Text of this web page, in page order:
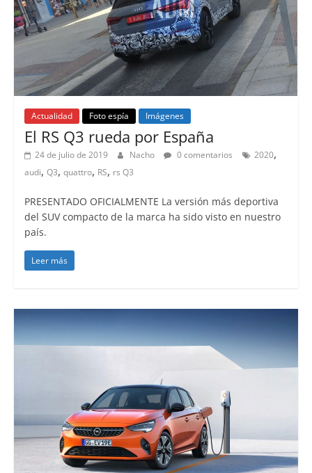
Actualidad Foto espía Imágenes
El RS Q3 rueda por España
24 de julio de 2019 Nacho 0 comentarios 2020,
audi, Q3, quattro, RS, rs Q3
PRESENTADO OFICIALMENTE La versión más deportiva
del SUV compacto de la marca ha sido visto en nuestro
país.
Leer más